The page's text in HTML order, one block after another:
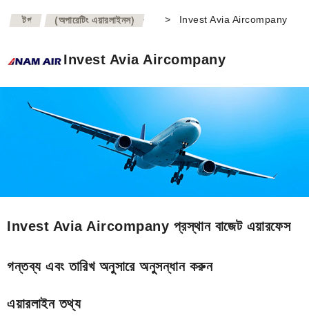
টপ >
(অপারেটিং এয়ারলাইনস) > Invest Avia Aircompany
Invest Avia Aircompany
Invest Avia Aircompany প্রস্থান বাজেট এয়ারফেস
গন্তব্য এবং তারিখ অনুসারে অনুসন্ধান করুন
এয়ারলাইন তথ্য